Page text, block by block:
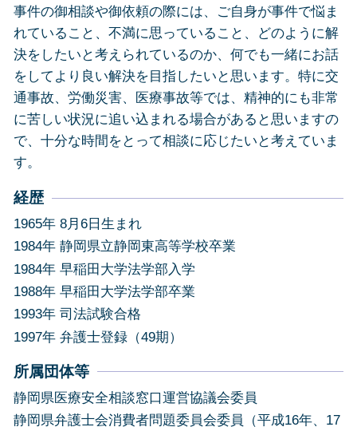
事件の御相談や御依頼の際には、ご自身が事件で悩ま
れていること、不満に思っていること、どのように解
決をしたいと考えられているのか、何でも一緒にお話
をしてより良い解決を目指したいと思います。特に交
通事故、労働災害、医療事故等では、精神的にも非常
に苦しい状況に追い込まれる場合があると思いますの
で、十分な時間をとって相談に応じたいと考えていま
す。
経歴
1965年 8月6日生まれ
1984年 静岡県立静岡東高等学校卒業
1984年 早稲田大学法学部入学
1988年 早稲田大学法学部卒業
1993年 司法試験合格
1997年 弁護士登録（49期）
所属団体等
静岡県医療安全相談窓口運営協議会委員
静岡県弁護士会消費者問題委員会委員（平成16年、17